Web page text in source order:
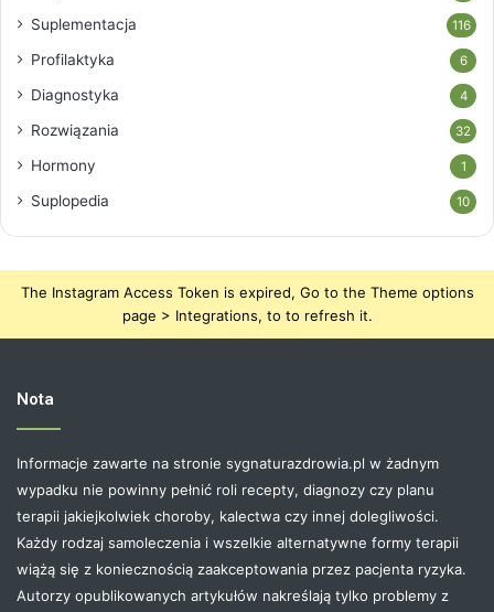
Suplementacja 116
Profilaktyka 6
Diagnostyka 4
Rozwiązania 32
Hormony 1
Suplopedia 10
The Instagram Access Token is expired, Go to the Theme options
page > Integrations, to to refresh it.
Nota
Informacje zawarte na stronie sygnaturazdrowia.pl w żadnym
wypadku nie powinny pełnić roli recepty, diagnozy czy planu
terapii jakiejkolwiek choroby, kalectwa czy innej dolegliwości.
Każdy rodzaj samoleczenia i wszelkie alternatywne formy terapii
wiążą się z koniecznością zaakceptowania przez pacjenta ryzyka.
Autorzy opublikowanych artykułów nakreślają tylko problemy z